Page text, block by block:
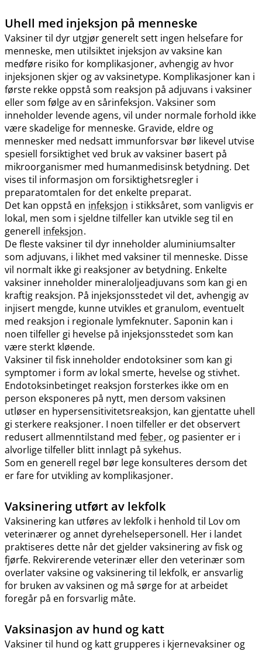
Uhell med injeksjon på menneske
Vaksiner til dyr utgjør generelt sett ingen helsefare for
menneske, men utilsiktet injeksjon av vaksine kan
medføre risiko for komplikasjoner, avhengig av hvor
injeksjonen skjer og av vaksinetype. Komplikasjoner kan i
første rekke oppstå som reaksjon på adjuvans i vaksiner
eller som følge av en sårinfeksjon. Vaksiner som
inneholder levende agens, vil under normale forhold ikke
være skadelige for menneske. Gravide, eldre og
mennesker med nedsatt immunforsvar bør likevel utvise
spesiell forsiktighet ved bruk av vaksiner basert på
mikroorganismer med humanmedisinsk betydning. Det
vises til informasjon om forsiktighetsregler i
preparatomtalen for det enkelte preparat.
Det kan oppstå en infeksjon i stikksåret, som vanligvis er
lokal, men som i sjeldne tilfeller kan utvikle seg til en
generell infeksjon.
De fleste vaksiner til dyr inneholder aluminiumsalter
som adjuvans, i likhet med vaksiner til menneske. Disse
vil normalt ikke gi reaksjoner av betydning. Enkelte
vaksiner inneholder mineraloljeadjuvans som kan gi en
kraftig reaksjon. På injeksjonsstedet vil det, avhengig av
injisert mengde, kunne utvikles et granulom, eventuelt
med reaksjon i regionale lymfeknuter. Saponin kan i
noen tilfeller gi hevelse på injeksjonsstedet som kan
være sterkt kløende.
Vaksiner til fisk inneholder endotoksiner som kan gi
symptomer i form av lokal smerte, hevelse og stivhet.
Endotoksinbetinget reaksjon forsterkes ikke om en
person eksponeres på nytt, men dersom vaksinen
utløser en hypersensitivitetsreaksjon, kan gjentatte uhell
gi sterkere reaksjoner. I noen tilfeller er det observert
redusert allmenntilstand med feber, og pasienter er i
alvorlige tilfeller blitt innlagt på sykehus.
Som en generell regel bør lege konsulteres dersom det
er fare for utvikling av komplikasjoner.
Vaksinering utført av lekfolk
Vaksinering kan utføres av lekfolk i henhold til Lov om
veterinærer og annet dyrehelsepersonell. Her i landet
praktiseres dette når det gjelder vaksinering av fisk og
fjørfe. Rekvirerende veterinær eller den veterinær som
overlater vaksine og vaksinering til lekfolk, er ansvarlig
for bruken av vaksinen og må sørge for at arbeidet
foregår på en forsvarlig måte.
Vaksinasjon av hund og katt
Vaksiner til hund og katt grupperes i kjernevaksiner og